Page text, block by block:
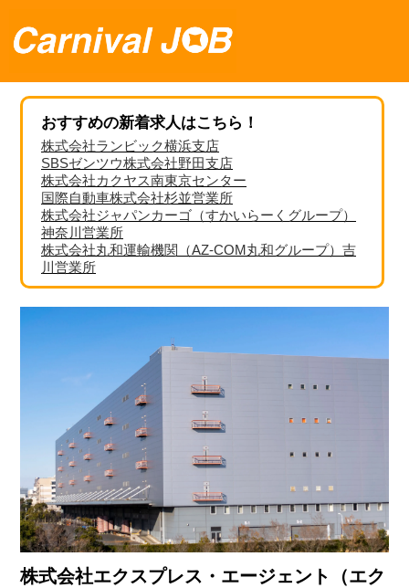
おすすめの新着求人はこちら！
株式会社ランビック横浜支店
SBSゼンツウ株式会社野田支店
株式会社カクヤス南東京センター
国際自動車株式会社杉並営業所
株式会社ジャパンカーゴ（すかいらーくグループ）
神奈川営業所
株式会社丸和運輸機関（AZ-COM丸和グループ）吉
川営業所
株式会社エクスプレス・エージェント（エク